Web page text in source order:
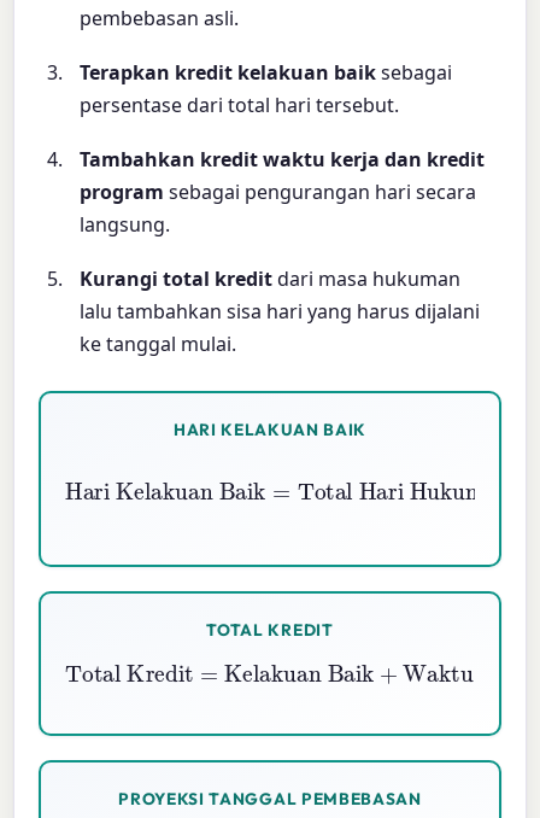
pembebasan asli.
Terapkan kredit kelakuan baiksebagai
persentase dari total hari tersebut.
Tambahkan kredit waktu kerja dan kredit
program sebagai pengurangan hari secara
langsung.
Kurangi total kreditdari masa hukuman
lalu tambahkan sisa hari yang harus dijalani
ke tanggal mulai.
HARI KELAKUAN BAIK
TOTAL KREDIT
Total Kredit= Kelakuan Baik +
Waktu Kerja+Program
PROYEKSI TANGGAL PEMBEBASAN